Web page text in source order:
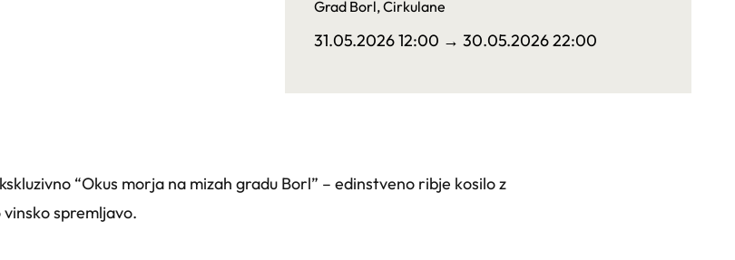
Grad Borl, Cirkulane
31.05.2026 12:00 → 30.05.2026 22:00
“Okus morja na mizah gradu Borl” – edinstveno ribje kosilo z
spremljavo.